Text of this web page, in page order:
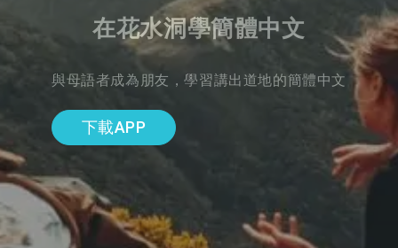
在花水洞學簡體中文
與母語者成為朋友，學習講出道地的簡體中文
下載APP